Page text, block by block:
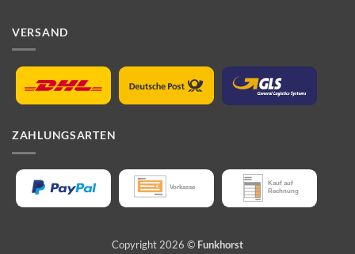
VERSAND
ZAHLUNGSARTEN
Copyright 2026 © Funkhorst